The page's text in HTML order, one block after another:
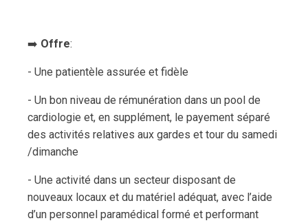
➡️ Offre:
- Une patientèle assurée et fidèle
- Un bon niveau de rémunération dans un pool de
cardiologie et, en supplément, le payement séparé
des activités relatives aux gardes et tour du samedi
/dimanche
- Une activité dans un secteur disposant de
nouveaux locaux et du matériel adéquat, avec l’aide
d’un personnel paramédical formé et performant